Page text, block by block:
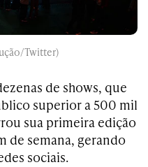
Twitter)
de shows, que
superior a 500 mil
sua primeira edição
de semana, gerando
sociais.